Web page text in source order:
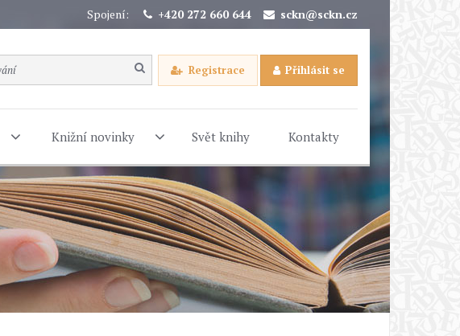
Spojení: +420 272 660 644 sckn@sckn.cz
Registrace Přihlásit se
Knižní novinky Svět knihy Kontakty